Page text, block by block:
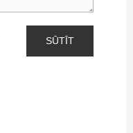
SŪTĪT